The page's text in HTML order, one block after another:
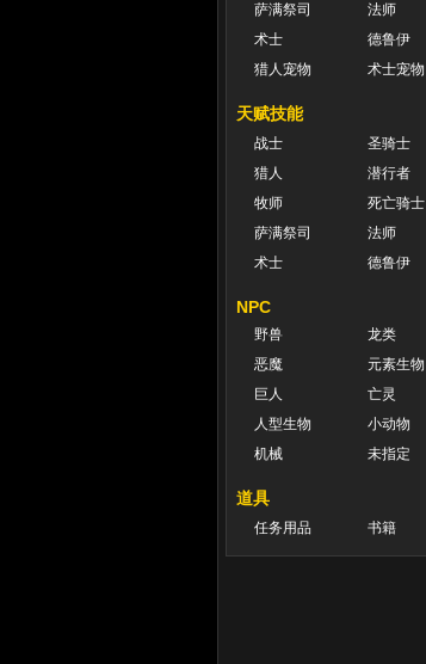
萨满祭司
法师
术士
德鲁伊
猎人宠物
术士宠物
天赋技能
战士
圣骑士
猎人
潜行者
牧师
死亡骑士
萨满祭司
法师
术士
德鲁伊
NPC
野兽
龙类
恶魔
元素生物
巨人
亡灵
人型生物
小动物
机械
未指定
道具
任务用品 书籍